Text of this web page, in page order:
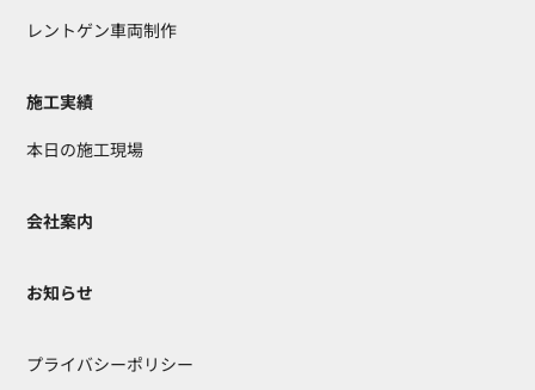
レントゲン車両制作
施工実績
本日の施工現場
会社案内
お知らせ
プライバシーポリシー